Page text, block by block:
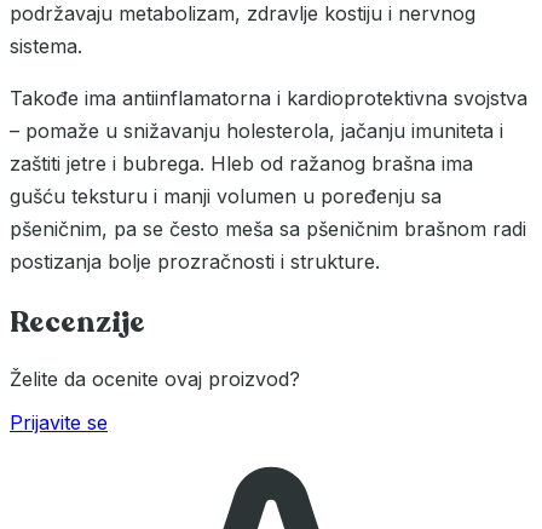
podržavaju metabolizam, zdravlje kostiju i nervnog
sistema.
Takođe ima antiinflamatorna i kardioprotektivna svojstva
– pomaže u snižavanju holesterola, jačanju imuniteta i
zaštiti jetre i bubrega. Hleb od ražanog brašna ima
gušću teksturu i manji volumen u poređenju sa
pšeničnim, pa se često meša sa pšeničnim brašnom radi
postizanja bolje prozračnosti i strukture.
Recenzije
Želite da ocenite ovaj proizvod?
Prijavite se